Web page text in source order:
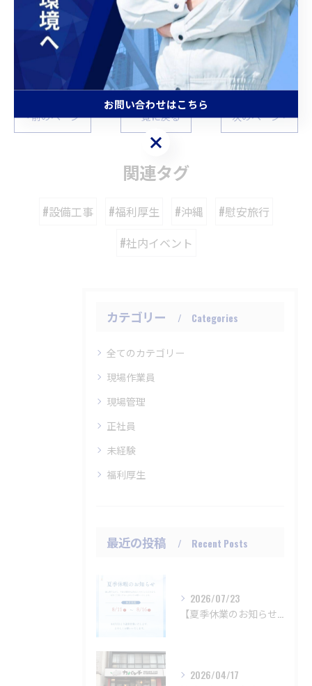
現場管理 正社員 未経験
< 前のページ 一覧に戻る 次のページ >
関連タグ
#設備工事 #福利厚生 #沖縄
#慰安旅行
#社内イベント
カテゴリー Categories
全てのカテゴリー
現場作業員
現場管理
正社員
未経験
福利厚生
最近の投稿 Recent Posts
2026/07/23
2026/04/17
お問い合わせはこちら
お問い合わせはこちら